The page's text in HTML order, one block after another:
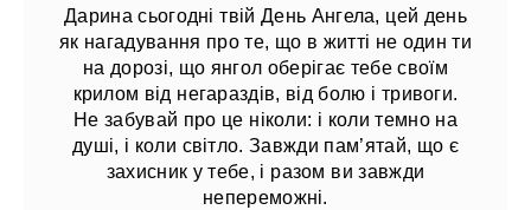
Дарина сьогодні твій День Ангела, цей день
як нагадування про те, що в житті не один ти
на дорозі, що янгол оберігає тебе своїм
крилом від негараздів, від болю і тривоги.
Не забувай про це ніколи: і коли темно на
душі, і коли світло. Завжди пам’ятай, що є
захисник у тебе, і разом ви завжди
непереможні.